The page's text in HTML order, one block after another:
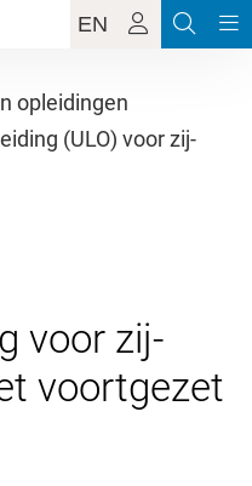
EN
opleidingen
(ULO) voor zij-
voor zij-
voortgezet